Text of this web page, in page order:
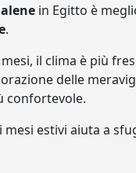
in Egitto è
.
il clima è più
delle
confortevole.
estivi aiuta a